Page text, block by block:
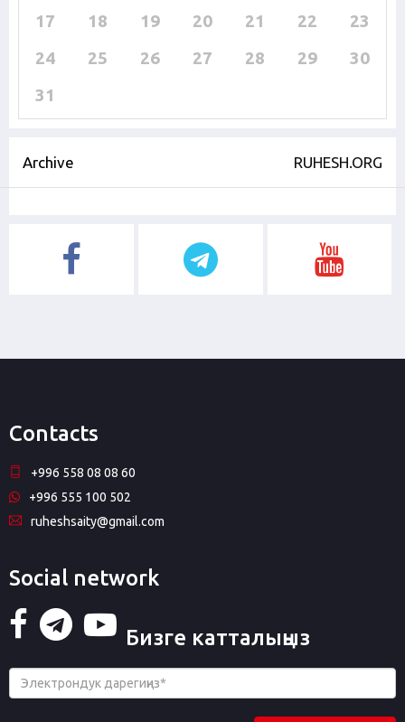
17
18 19 20 21 22
23
24
25 26 27 28 29
30
31
Archive RUHESH.ORG
Contacts
+996 558 08 08 60
+996 555 100 502
ruheshsaity@gmail.com
Social network
Бизге катталыңыз